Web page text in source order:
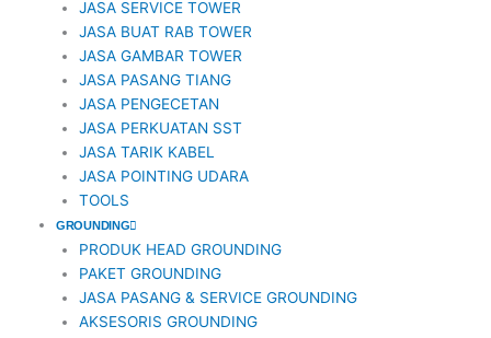
JASA SERVICE TOWER
JASA BUAT RAB TOWER
JASA GAMBAR TOWER
JASA PASANG TIANG
JASA PENGECETAN
JASA PERKUATAN SST
JASA TARIK KABEL
JASA POINTING UDARA
TOOLS
GROUNDING
PRODUK HEAD GROUNDING
PAKET GROUNDING
JASA PASANG & SERVICE GROUNDING
AKSESORIS GROUNDING